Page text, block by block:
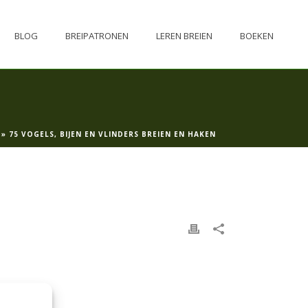
BLOG BREIPATRONEN LEREN BREIEN BOEKEN
» 75 VOGELS, BIJEN EN VLINDERS BREIEN EN HAKEN